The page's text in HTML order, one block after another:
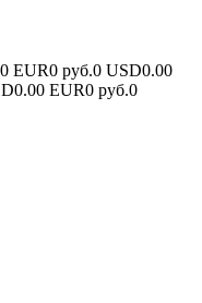
EUR0 руб.0 USD0.00
0.00 EUR0 руб.0